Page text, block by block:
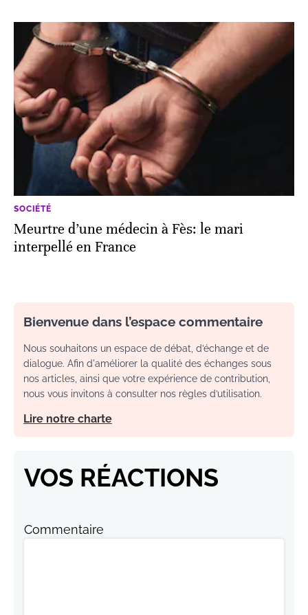
SOCIÉTÉ
Meurtre d’une médecin à Fès: le mari
interpellé en France
Bienvenue dans l’espace commentaire
Nous souhaitons un espace de débat, d’échange et de
dialogue. Afin d'améliorer la qualité des échanges sous
nos articles, ainsi que votre expérience de contribution,
nous vous invitons à consulter nos règles d’utilisation.
Lire notre charte
VOS RÉACTIONS
Commentaire